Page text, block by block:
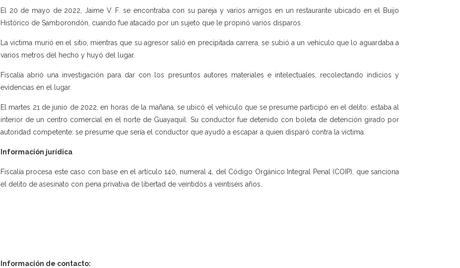
El 20 de mayo de 2022, Jaime V. F. se encontraba con su pareja y varios amigos en un restaurante ubicado en el Buijo
Histórico de Samborondón, cuando fue atacado por un sujeto que le propinó varios disparos.
La víctima murió en el sitio, mientras que su agresor salió en precipitada carrera, se subió a un vehículo que lo aguardaba a
varios metros del hecho y huyó del lugar.
Fiscalía abrió una investigación para dar con los presuntos autores materiales e intelectuales, recolectando indicios y
evidencias en el lugar.
El martes 21 de junio de 2022, en horas de la mañana, se ubicó el vehículo que se presume participó en el delito: estaba al
interior de un centro comercial en el norte de Guayaquil. Su conductor fue detenido con boleta de detención girado por
autoridad competente: se presume que sería el conductor que ayudó a escapar a quien disparó contra la víctima.
Información jurídica
Fiscalía procesa este caso con base en el artículo 140, numeral 4, del Código Orgánico Integral Penal (COIP), que sanciona
el delito de asesinato con pena privativa de libertad de veintidós a veintiséis años.
Información de contacto: